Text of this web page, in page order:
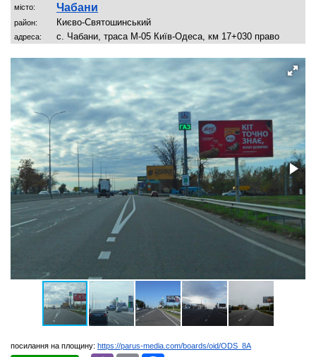
місто: Чабани
район: Києво-Святошинський
адреса: с. Чабани, траса М-05 Київ-Одеса, км 17+030 право
посилання на площину: https://parus-media.com/boards/oid/ODS_8A